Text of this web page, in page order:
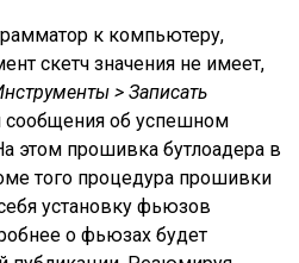
к компьютеру,
скетч значения не имеет,
> Записать
об успешном
этом прошивка бутлоадера в
того процедура прошивки
установку фьюзов
о фьюзах будет